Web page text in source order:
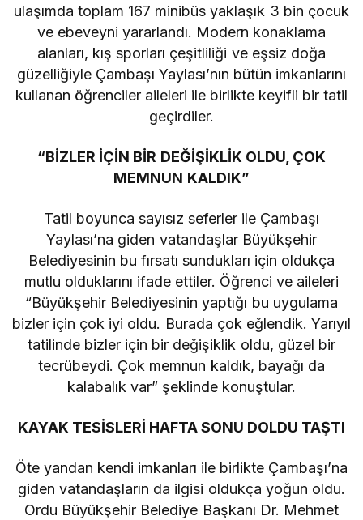
ulaşımda toplam 167 minibüs yaklaşık 3 bin çocuk
ve ebeveyni yararlandı. Modern konaklama
alanları, kış sporları çeşitliliği ve eşsiz doğa
güzelliğiyle Çambaşı Yaylası’nın bütün imkanlarını
kullanan öğrenciler aileleri ile birlikte keyifli bir tatil
geçirdiler.
“BİZLER İÇİN BİR DEĞİŞİKLİK OLDU, ÇOK
MEMNUN KALDIK”
Tatil boyunca sayısız seferler ile Çambaşı
Yaylası’na giden vatandaşlar Büyükşehir
Belediyesinin bu fırsatı sundukları için oldukça
mutlu olduklarını ifade ettiler. Öğrenci ve aileleri
“Büyükşehir Belediyesinin yaptığı bu uygulama
bizler için çok iyi oldu. Burada çok eğlendik. Yarıyıl
tatilinde bizler için bir değişiklik oldu, güzel bir
tecrübeydi. Çok memnun kaldık, bayağı da
kalabalık var” şeklinde konuştular.
KAYAK TESİSLERİ HAFTA SONU DOLDU TAŞTI
Öte yandan kendi imkanları ile birlikte Çambaşı’na
giden vatandaşların da ilgisi oldukça yoğun oldu.
Ordu Büyükşehir Belediye Başkanı Dr. Mehmet